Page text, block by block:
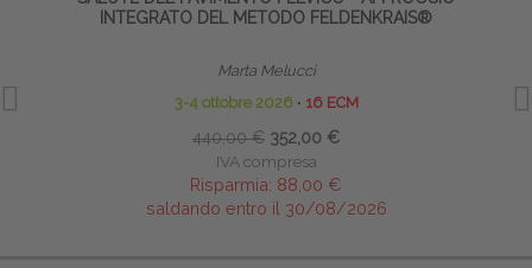
INTEGRATO DEL METODO FELDENKRAIS®
Marta Melucci
3-4 ottobre 2026 ∙ 16 ECM
440,00 € 352,00 €
IVA compresa
Risparmia: 88,00 €
saldando entro il 30/08/2026